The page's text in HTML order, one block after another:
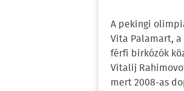
A pekingi
Vita Palamart,
férfi birkózók
Vitalij
mert 2008-as